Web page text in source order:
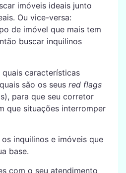
imóveis ideais junto
Ou vice-versa:
de imóvel que mais tem
buscar inquilinos
características
são os seus red flags
para que seu corretor
que situações interromper
inquilinos e imóveis que
base.
com o seu atendimento